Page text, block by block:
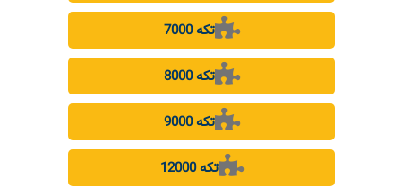
7000 تکه
8000 تکه
9000 تکه
12000 تکه